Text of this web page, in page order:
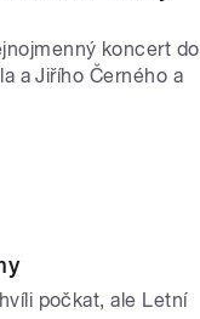
koncert do
a Jiřího Černého a
počkat, ale Letní